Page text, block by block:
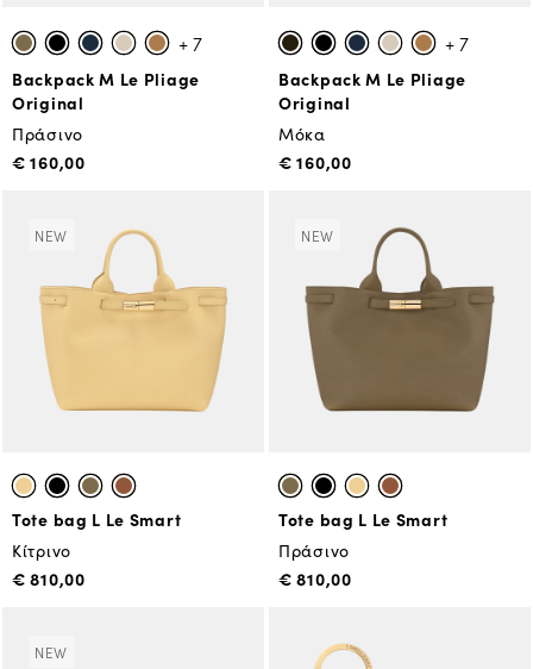
+ 7
Backpack M Le Pliage
Original
Πράσινο
€ 160,00
+ 7
Backpack M Le Pliage
Original
Μόκα
€ 160,00
NEW
Tote bag L Le Smart
Κίτρινο
€ 810,00
NEW
Tote bag L Le Smart
Πράσινο
€ 810,00
NEW